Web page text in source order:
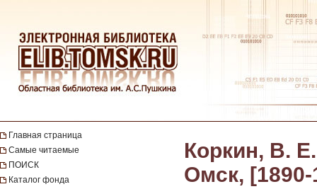
Главная страница
Самые читаемые
ПОИСК
Каталог фонда
Коркин, В.
Омск, [1890-